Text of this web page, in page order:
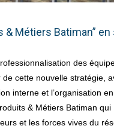
& Métiers Batiman”
des
cette nouvelle stratégie,
interne et l’organisation
& Métiers Batiman qui
et les forces vives du